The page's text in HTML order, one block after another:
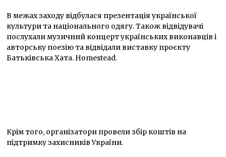
В межах заходу відбулася презентація української
культури та національного одягу. Також відвідувачі
послухали музичний концерт українських виконавців і
авторську поезію та відвідали виставку проєкту
Батьківська Хата. Homestead.
Крім того, організатори провели збір коштів на
підтримку захисників України.